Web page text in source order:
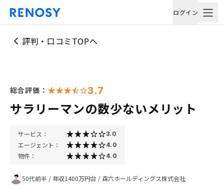
ログイン
評判・口コミTOPへ
総合評価： 3.7
サラリーマンの数少ないメリット
サービス： 3.0
エージェント： 4.0
物件： 4.0
50代前半 / 年収1400万円台 /森六ホールディングス株式会社